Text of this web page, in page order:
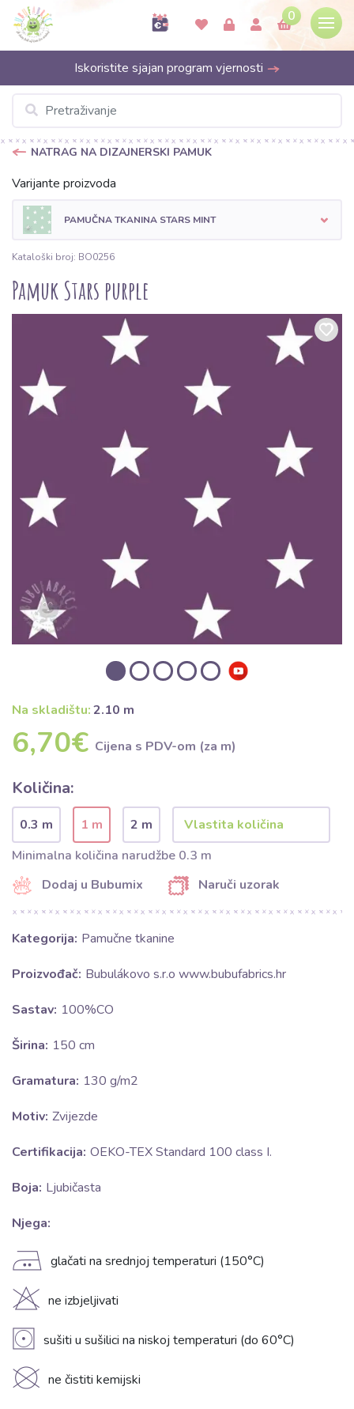
0
Iskoristite sjajan program vjernosti
NATRAG NA DIZAJNERSKI PAMUK
Varijante proizvoda
PAMUČNA TKANINA STARS MINT
Kataloški broj: BO0256
Pamuk Stars purple
Na skladištu:2.10 m
6,70€ Cijena s PDV-om (za m)
Količina:
0.3 m 1 m
2 m
Minimalna količina narudžbe 0.3 m
Dodaj u Bubumix
Naruči uzorak
Kategorija: Pamučne tkanine
Proizvođač: Bubulákovo s.r.o www.bubufabrics.hr
Sastav: 100%CO
Širina: 150 cm
Gramatura: 130 g/m2
Motiv: Zvijezde
Certifikacija: OEKO-TEX Standard 100 class I.
Boja: Ljubičasta
Njega:
E glačati na srednjoj temperaturi (150°C)
H ne izbjeljivati
V sušiti u sušilici na niskoj temperaturi (do 60°C)
K ne čistiti kemijski